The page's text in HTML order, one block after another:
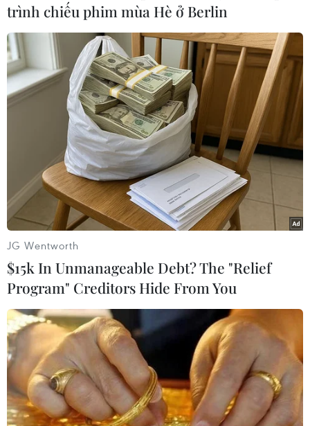
Tham khảo chi tiết hướng dẫn dành cho ứng
viên
tại đây./.
(Vietnam+)
#Tuyển dụng
#VietinBank tuyển dụng
#Ngân hàng thương mại
#Ban Thông tin Truyền thông
#Tuyển nhân viên
trình chiếu phim mùa Hè ở Berlin
JG Wentworth
$15k In Unmanageable Debt? The "Relief
Program" Creditors Hide From You